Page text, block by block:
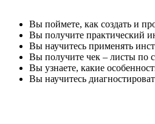
Вы поймете, как создать и
Вы получите практический
Вы научитесь применять
Вы получите чек – листы по
Вы узнаете, какие
Вы научитесь